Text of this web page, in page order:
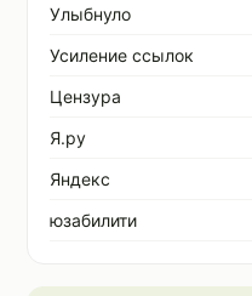
Улыбнуло
Усиление ссылок
Цензура
Я.ру
Яндекс
юзабилити